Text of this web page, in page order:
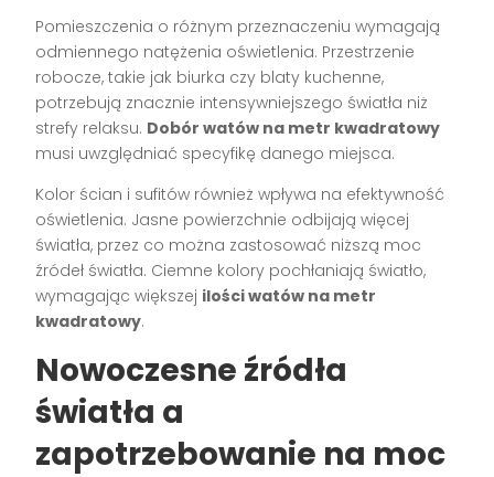
Pomieszczenia o różnym przeznaczeniu wymagają
odmiennego natężenia oświetlenia. Przestrzenie
robocze, takie jak biurka czy blaty kuchenne,
potrzebują znacznie intensywniejszego światła niż
strefy relaksu. Dobór watów na metr kwadratowy
musi uwzględniać specyfikę danego miejsca.
Kolor ścian i sufitów również wpływa na efektywność
oświetlenia. Jasne powierzchnie odbijają więcej
światła, przez co można zastosować niższą moc
źródeł światła. Ciemne kolory pochłaniają światło,
wymagając większej ilości watów na metr
kwadratowy.
Nowoczesne źródła
światła a
zapotrzebowanie na moc